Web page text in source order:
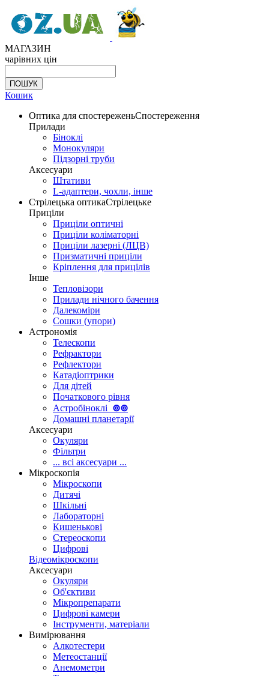
МАГАЗИН
чарівних цін
Кошик
Оптика для спостереженьСпостереження
Прилади
Біноклі
Монокуляри
Підзорні труби
Аксесуари
Штативи
L-адаптери, чохли, інше
Стрілецька оптикаСтрілецьке
Приціли
Приціли оптичні
Приціли коліматорні
Приціли лазерні (ЛЦВ)
Призматичні приціли
Кріплення для прицілів
Інше
Тепловізори
Прилади нічного бачення
Далекоміри
Сошки (упори)
Астрономія
Телескопи
Рефрактори
Рефлектори
Катадіоптрики
Для дітей
Початкового рівня
Астробіноклі ⊚⊚
Домашні планетарії
Аксесуари
Окуляри
Фільтри
... всі аксесуари ...
Мікроскопія
Мікроскопи
Дитячі
Шкільні
Лабораторні
Кишенькові
Стереоскопи
Цифрові
Відеомікроскопи
Аксесуари
Окуляри
Об'єктиви
Мікропрепарати
Цифрові камери
Інструменти, матеріали
Вимірювання
Алкотестери
Метеостанції
Анемометри